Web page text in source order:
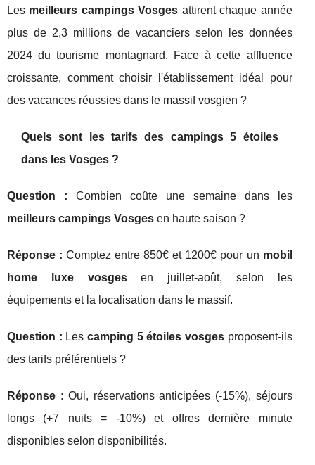
Les meilleurs campings Vosges attirent chaque année
plus de 2,3 millions de vacanciers selon les données
2024 du tourisme montagnard. Face à cette affluence
croissante, comment choisir l'établissement idéal pour
des vacances réussies dans le massif vosgien ?
Quels sont les tarifs des campings 5 étoiles
dans les Vosges ?
Question : Combien coûte une semaine dans les
meilleurs campings Vosges en haute saison ?
Réponse : Comptez entre 850€ et 1200€ pour un mobil
home luxe vosgesen juillet-août, selon les
équipements et la localisation dans le massif.
Question : Les camping 5 étoiles vosgesproposent-ils
des tarifs préférentiels ?
Réponse : Oui, réservations anticipées (-15%), séjours
longs (+7 nuits = -10%) et offres dernière minute
disponibles selon disponibilités.